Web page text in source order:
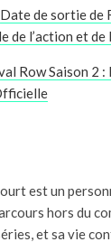
Date de sortie de
de l’action et
Row Saison 2
est un
hors du
et sa vie